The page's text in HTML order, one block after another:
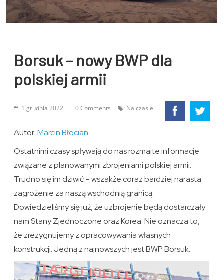
Borsuk – nowy BWP dla
polskiej armii
1 grudnia 2022 0 Comments Na czasie
Autor:Marcin Błocian
Ostatnimi czasy spływają do nas rozmaite informacje
związane z planowanymi zbrojeniami polskiej armii.
Trudno się im dziwić – wszakże coraz bardziej narasta
zagrożenie za naszą wschodnią granicą.
Dowiedzieliśmy się już, że uzbrojenie będą dostarczały
nam Stany Zjednoczone oraz Korea. Nie oznacza to,
że zrezygnujemy z opracowywania własnych
konstrukcji. Jedną z najnowszych jest BWP Borsuk.